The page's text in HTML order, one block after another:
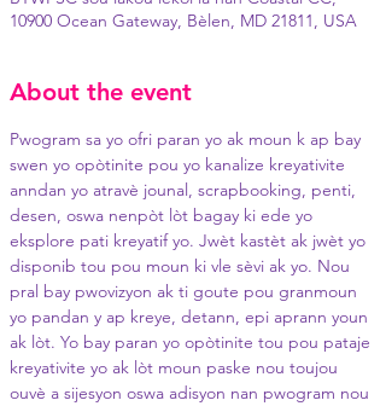
10900 Ocean Gateway, Bèlen, MD 21811, USA
About the event
Pwogram sa yo ofri paran yo ak moun k ap bay
swen yo opòtinite pou yo kanalize kreyativite
anndan yo atravè jounal, scrapbooking, penti,
desen, oswa nenpòt lòt bagay ki ede yo
eksplore pati kreyatif yo. Jwèt kastèt ak jwèt yo
disponib tou pou moun ki vle sèvi ak yo. Nou
pral bay pwovizyon ak ti goute pou granmoun
yo pandan y ap kreye, detann, epi aprann youn
ak lòt. Yo bay paran yo opòtinite tou pou pataje
kreyativite yo ak lòt moun paske nou toujou
ouvè a sijesyon oswa adisyon nan pwogram nou